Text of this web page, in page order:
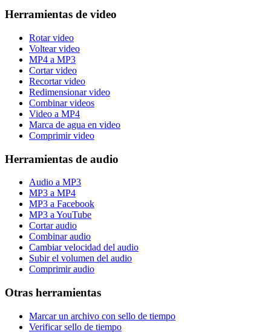
Herramientas de video
Rotar video
Voltear video
MP4 a MP3
Cortar video
Recortar video
Redimensionar video
Combinar videos
Video a MP4
Marca de agua en video
Comprimir video
Herramientas de audio
Audio a MP3
MP3 a MP4
MP3 a Facebook
MP3 a YouTube
Cortar audio
Combinar audio
Cambiar velocidad del audio
Subir el volumen del audio
Comprimir audio
Otras herramientas
Marcar un archivo con sello de tiempo
Verificar sello de tiempo